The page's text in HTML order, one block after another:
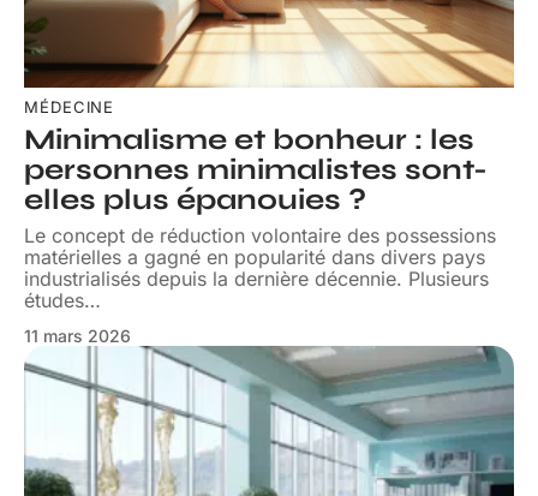
MÉDECINE
Minimalisme et bonheur : les
personnes minimalistes sont-
elles plus épanouies ?
Le concept de réduction volontaire des possessions
matérielles a gagné en popularité dans divers pays
industrialisés depuis la dernière décennie. Plusieurs
études…
11 mars 2026